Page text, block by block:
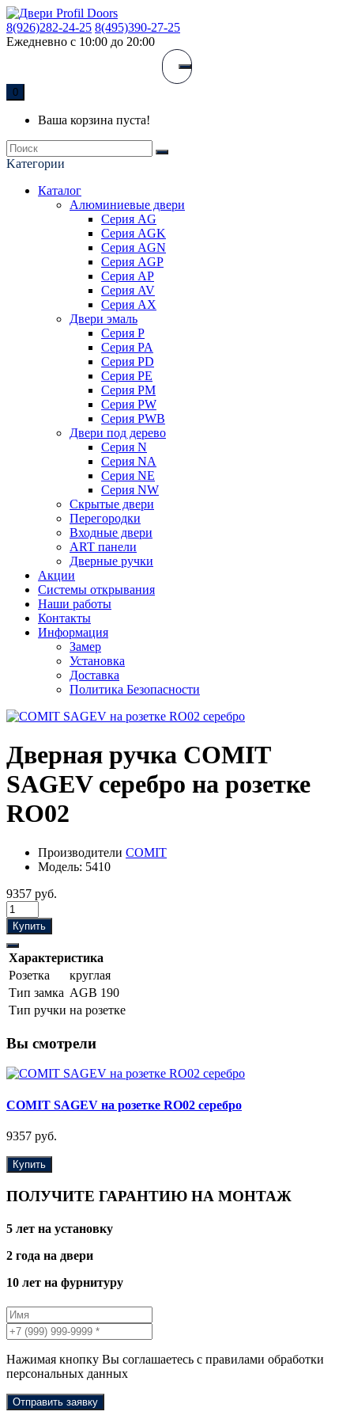
8(926)282-24-25 8(495)390-27-25
Ежедневно с 10:00 до 20:00
0
Ваша корзина пуста!
Kатегории
Каталог
Алюминиевые двери
Серия AG
Серия AGK
Серия AGN
Серия AGP
Серия AP
Серия AV
Серия AX
Двери эмаль
Серия P
Серия PA
Серия PD
Серия PE
Серия PM
Серия PW
Серия PWB
Двери под дерево
Серия N
Серия NA
Серия NE
Серия NW
Скрытые двери
Перегородки
Входные двери
ART панели
Дверные ручки
Акции
Системы открывания
Наши работы
Контакты
Информация
Замер
Установка
Доставка
Политика Безопасности
Дверная ручка COMIT
SAGEV серебро на розетке
RO02
Производители COMIT
Модель: 5410
9357 руб.
Купить
Характеристика
Розетка
круглая
Тип замка AGB 190
Тип ручки на розетке
Вы смотрели
COMIT SAGEV на розетке RO02 серебро
9357 руб.
Купить
ПОЛУЧИТЕ ГАРАНТИЮ НА МОНТАЖ
5 лет на установку
2 года на двери
10 лет на фурнитуру
Нажимая кнопку Вы соглашаетесь с правилами обработки
персональных данных
Отправить заявку